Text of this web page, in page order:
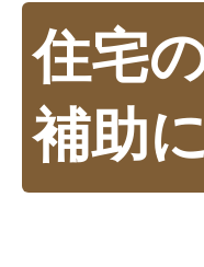
住宅
補助